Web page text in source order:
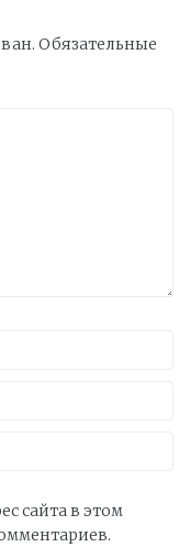
Обязательные
сайта в этом